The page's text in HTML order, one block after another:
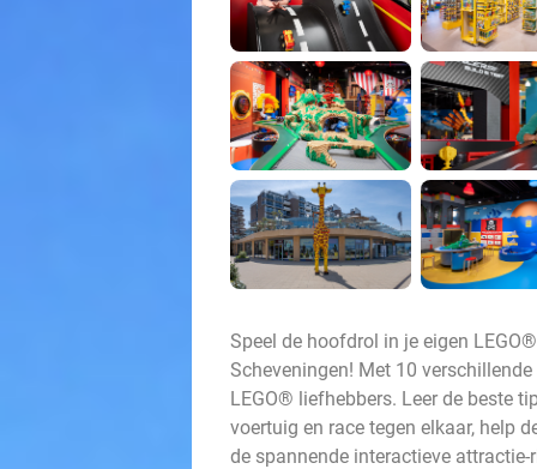
Speel de hoofdrol in je eigen
Scheveningen! Met 10
LEGO® liefhebbers. Leer de beste
voertuig en race tegen elkaar, help
de spannende interactieve